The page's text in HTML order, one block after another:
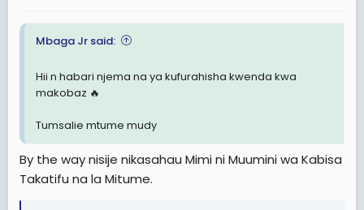
Mbaga Jr said:
Hii n habari njema na ya kufurahisha kwenda kwa
makobaz 🔥
Tumsalie mtume mudy
By the way nisije nikasahau Mimi ni Muumini wa Kabisa
Takatifu na la Mitume.